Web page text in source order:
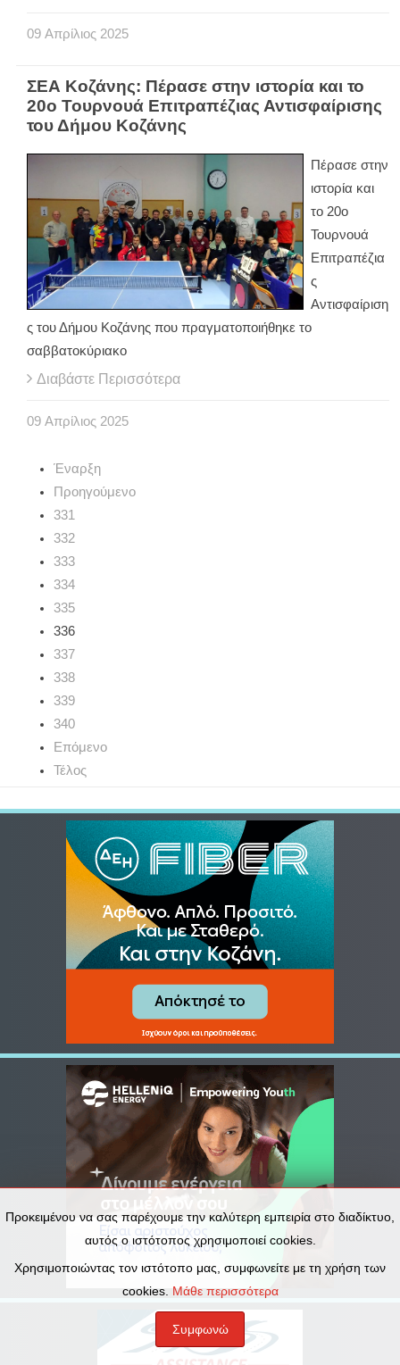
09 Απρίλιος 2025
ΣΕΑ Κοζάνης: Πέρασε στην ιστορία και το
20ο Τουρνουά Επιτραπέζιας Αντισφαίρισης
του Δήμου Κοζάνης
Πέρασε στην
ιστορία και
το 20ο
Τουρνουά
Επιτραπέζια
ς
Αντισφαίριση
ς του Δήμου Κοζάνης που πραγματοποιήθηκε το
σαββατοκύριακο
Διαβάστε Περισσότερα
09 Απρίλιος 2025
Έναρξη
Προηγούμενο
331
332
333
334
335
336
337
338
339
340
Επόμενο
Τέλος
Προκειμένου να σας παρέχουμε την καλύτερη εμπειρία στο διαδίκτυο,
αυτός ο ιστότοπος χρησιμοποιεί cookies.
Χρησιμοποιώντας τον ιστότοπο μας, συμφωνείτε με τη χρήση των
cookies. Μάθε περισσότερα
Συμφωνώ